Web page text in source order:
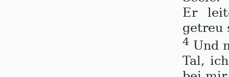
Er
getreu
4Und
Tal,